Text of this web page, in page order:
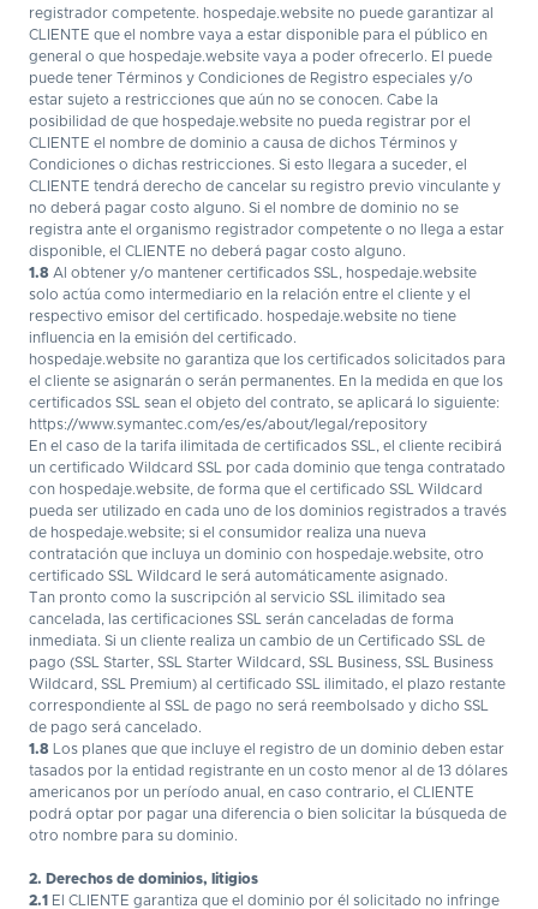
registrador competente. hospedaje.website no puede garantizar al
CLIENTE que el nombre vaya a estar disponible para el público en
general o que hospedaje.website vaya a poder ofrecerlo. El puede
puede tener Términos y Condiciones de Registro especiales y/o
estar sujeto a restricciones que aún no se conocen. Cabe la
posibilidad de que hospedaje.website no pueda registrar por el
CLIENTE el nombre de dominio a causa de dichos Términos y
Condiciones o dichas restricciones. Si esto llegara a suceder, el
CLIENTE tendrá derecho de cancelar su registro previo vinculante y
no deberá pagar costo alguno. Si el nombre de dominio no se
registra ante el organismo registrador competente o no llega a estar
disponible, el CLIENTE no deberá pagar costo alguno.
1.8 Al obtener y/o mantener certificados SSL, hospedaje.website
solo actúa como intermediario en la relación entre el cliente y el
respectivo emisor del certificado. hospedaje.website no tiene
influencia en la emisión del certificado.
hospedaje.website no garantiza que los certificados solicitados para
el cliente se asignarán o serán permanentes. En la medida en que los
certificados SSL sean el objeto del contrato, se aplicará lo siguiente:
https://www.symantec.com/es/es/about/legal/repository
En el caso de la tarifa ilimitada de certificados SSL, el cliente recibirá
un certificado Wildcard SSL por cada dominio que tenga contratado
con hospedaje.website, de forma que el certificado SSL Wildcard
pueda ser utilizado en cada uno de los dominios registrados a través
de hospedaje.website; si el consumidor realiza una nueva
contratación que incluya un dominio con hospedaje.website, otro
certificado SSL Wildcard le será automáticamente asignado.
Tan pronto como la suscripción al servicio SSL ilimitado sea
cancelada, las certificaciones SSL serán canceladas de forma
inmediata. Si un cliente realiza un cambio de un Certificado SSL de
pago (SSL Starter, SSL Starter Wildcard, SSL Business, SSL Business
Wildcard, SSL Premium) al certificado SSL ilimitado, el plazo restante
correspondiente al SSL de pago no será reembolsado y dicho SSL
de pago será cancelado.
1.8 Los planes que que incluye el registro de un dominio deben estar
tasados por la entidad registrante en un costo menor al de 13 dólares
americanos por un período anual, en caso contrario, el CLIENTE
podrá optar por pagar una diferencia o bien solicitar la búsqueda de
otro nombre para su dominio.
2. Derechos de dominios, litigios
2.1 El CLIENTE garantiza que el dominio por él solicitado no infringe